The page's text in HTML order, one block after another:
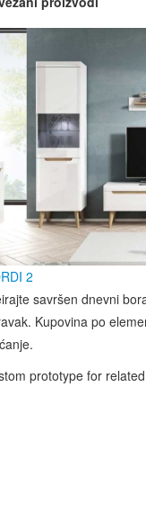
2
savršen dnevni
Kupovina po
prototype for